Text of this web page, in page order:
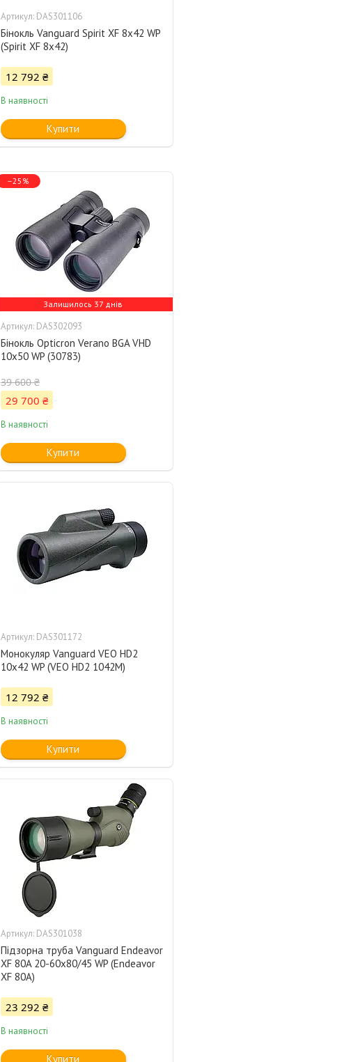
DAS301106
Бінокль Vanguard Spirit XF 8x42 WP
(Spirit XF 8x42)
12 792 ₴
В наявності
Купити
–25%
Залишилось 37 днів
DAS302093
Бінокль Opticron Verano BGA VHD
10x50 WP (30783)
39 600 ₴
29 700 ₴
В наявності
Купити
DAS301172
Монокуляр Vanguard VEO HD2
10x42 WP (VEO HD2 1042M)
12 792 ₴
В наявності
Купити
DAS301038
Підзорна труба Vanguard Endeavor
XF 80A 20-60x80/45 WP (Endeavor
XF 80A)
23 292 ₴
В наявності
Купити